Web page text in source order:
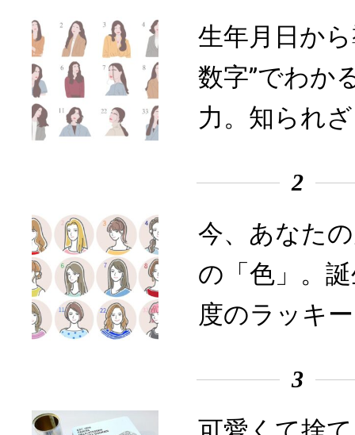
生年月日か
数字”でわか
力。知られ
2
今、あなた
の「色」。
度のラッキ
3